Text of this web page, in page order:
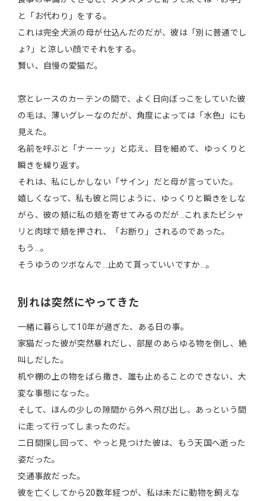
と「お代わり」をする。
これは完全犬派の母が仕込んだのだが、彼は「別に普通でし
ょ?」と涼しい顔でそれをする。
賢い、自慢の愛猫だ。
窓とレースのカーテンの間で、よく日向ぼっこをしていた彼
の毛は、薄いグレーなのだが、角度によっては「水色」にも
見えた。
名前を呼ぶと「ナーーッ」と応え、目を細めて、ゆっくりと
瞬きを繰り返す。
それは、私にしかしない「サイン」だと母が言っていた。
嬉しくなって、私も彼と同じように、ゆっくりと瞬きをしな
がら、彼の頬に私の頬を寄せてみるのだが…これまたピシャ
リと肉球で頬を押され、「お断り」されるのであった。
もう…。
そうゆうのツボなんで…止めて貰っていいですか…。
別れは突然にやってきた
一緒に暮らして10年が過ぎた、ある日の事。
家猫だった彼が突然暴れだし、部屋のあらゆる物を倒し、絶
叫しだした。
机や棚の上の物をばら撒き、誰も止めることのできない、大
変な事態になった。
そして、ほんの少しの隙間から外へ飛び出し、あっという間
に走って行ってしまったのだ。
二日間探し回って、やっと見つけた彼は、もう天国へ逝った
姿だった。
交通事故だった。
彼を亡くしてから20数年経つが、私は未だに動物を飼えな